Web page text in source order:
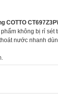
COTTO
không bị rỉ sét
nước nhanh